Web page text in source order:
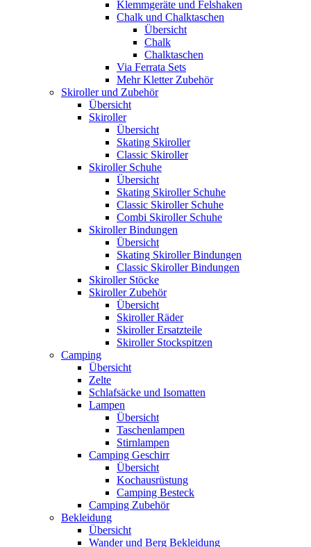
Klemmgeräte und Felshaken
Chalk und Chalktaschen
Übersicht
Chalk
Chalktaschen
Via Ferrata Sets
Mehr Kletter Zubehör
Skiroller und Zubehör
Übersicht
Skiroller
Übersicht
Skating Skiroller
Classic Skiroller
Skiroller Schuhe
Übersicht
Skating Skiroller Schuhe
Classic Skiroller Schuhe
Combi Skiroller Schuhe
Skiroller Bindungen
Übersicht
Skating Skiroller Bindungen
Classic Skiroller Bindungen
Skiroller Stöcke
Skiroller Zubehör
Übersicht
Skiroller Räder
Skiroller Ersatzteile
Skiroller Stockspitzen
Camping
Übersicht
Zelte
Schlafsäcke und Isomatten
Lampen
Übersicht
Taschenlampen
Stirnlampen
Camping Geschirr
Übersicht
Kochausrüstung
Camping Besteck
Camping Zubehör
Bekleidung
Übersicht
Wander und Berg Bekleidung